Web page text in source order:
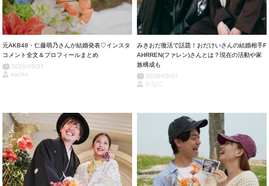
元AKB48・仁藤萌乃さんが結婚発表♡インスタ
コメント全文＆プロフィールまとめ
2026/05/07
nacha
みきおだ復活で話題！おだけいさんの結婚相手F
AHRREN(ファレン)さんとは？現在の活動や家
族構成も
2026/05/07
かなに